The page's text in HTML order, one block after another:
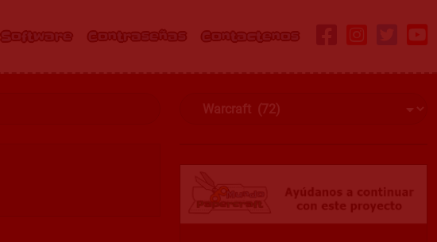
Software Contraseñas Contactenos